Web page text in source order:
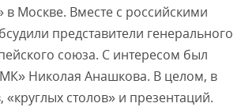
в Москве. Вместе с российскими
представители генерального
союза. С интересом был
Николая Анашкова. В целом, в
столов» и презентаций.